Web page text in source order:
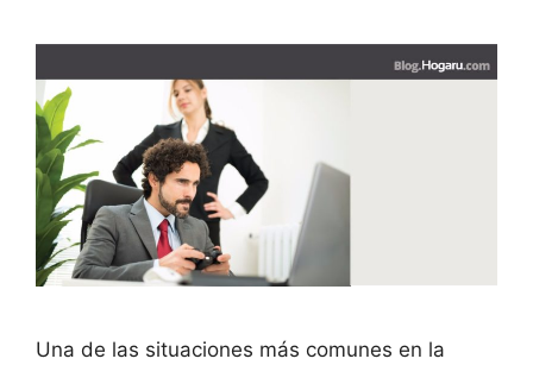
Una de las situaciones más comunes en la